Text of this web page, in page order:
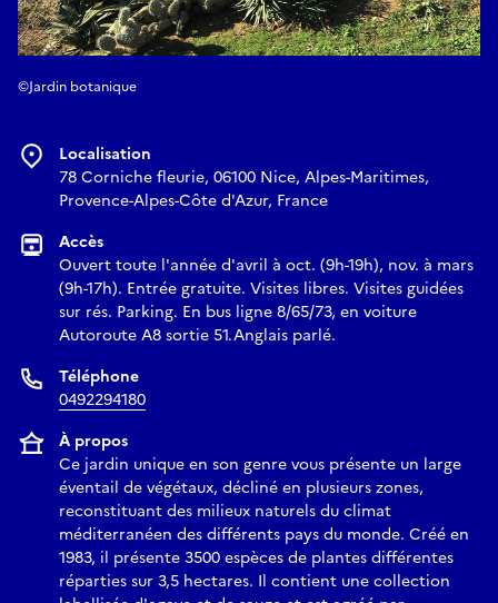
©Jardin botanique
Localisation
78 Corniche fleurie, 06100 Nice, Alpes-Maritimes,
Provence-Alpes-Côte d'Azur, France
Accès
Ouvert toute l'année d'avril à oct. (9h-19h), nov. à mars
(9h-17h). Entrée gratuite. Visites libres. Visites guidées
sur rés. Parking. En bus ligne 8/65/73, en voiture
Autoroute A8 sortie 51.Anglais parlé.
Téléphone
0492294180
À propos
Ce jardin unique en son genre vous présente un large
éventail de végétaux, décliné en plusieurs zones,
reconstituant des milieux naturels du climat
méditerranéen des différents pays du monde. Créé en
1983, il présente 3500 espèces de plantes différentes
réparties sur 3,5 hectares. Il contient une collection